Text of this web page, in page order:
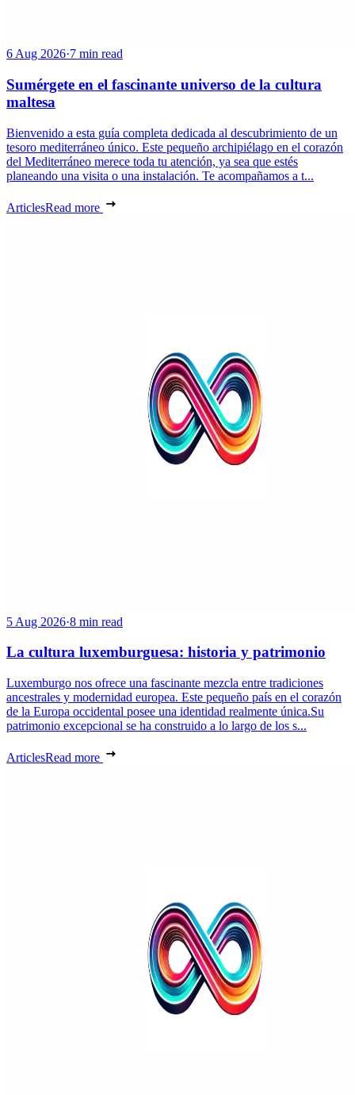
6 Aug 2026·7 min read
Sumérgete en el fascinante universo de la cultura
maltesa
Bienvenido a esta guía completa dedicada al descubrimiento de un
tesoro mediterráneo único. Este pequeño archipiélago en el corazón
del Mediterráneo merece toda tu atención, ya sea que estés
planeando una visita o una instalación. Te acompañamos a t...
ArticlesRead more
5 Aug 2026·8 min read
La cultura luxemburguesa: historia y patrimonio
Luxemburgo nos ofrece una fascinante mezcla entre tradiciones
ancestrales y modernidad europea. Este pequeño país en el corazón
de la Europa occidental posee una identidad realmente única.Su
patrimonio excepcional se ha construido a lo largo de los s...
ArticlesRead more